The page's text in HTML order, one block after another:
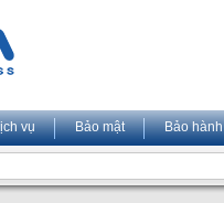
vụ Bảo mật Bảo hành